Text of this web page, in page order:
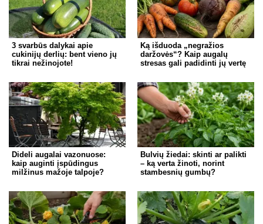
3 svarbūs dalykai apie
cukinijų derlių: bent vieno jų
tikrai nežinojote!
Ką išduoda „negražios
daržovės“? Kaip augalų
stresas gali padidinti jų vertę
Dideli augalai vazonuose:
kaip auginti įspūdingus
milžinus mažoje talpoje?
Bulvių žiedai: skinti ar palikti
– ką verta žinoti, norint
stambesnių gumbų?